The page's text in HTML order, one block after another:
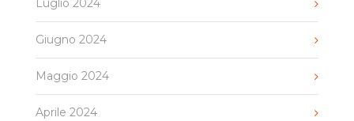
Luglio 2024
Giugno 2024
Maggio 2024
Aprile 2024